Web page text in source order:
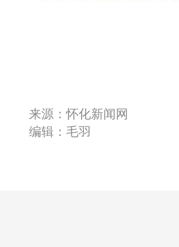
来源：怀化新闻网
编辑：毛羽